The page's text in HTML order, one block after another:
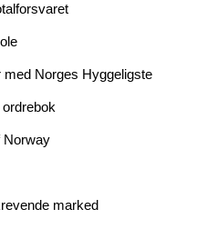
Norges Hyggeligste
Norway
marked